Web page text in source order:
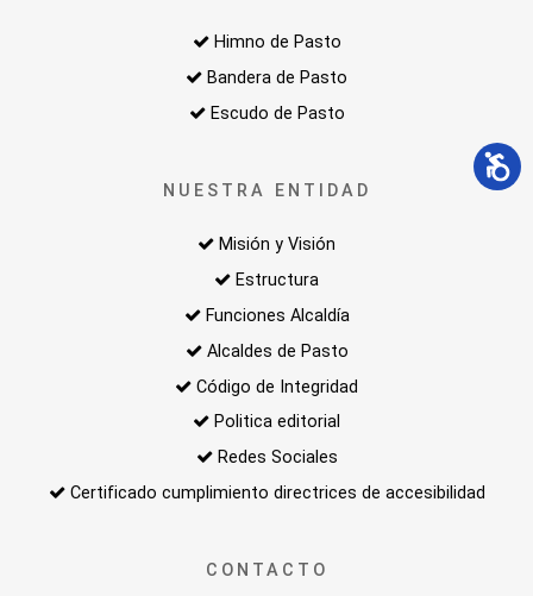
Himno de Pasto
Bandera de Pasto
Escudo de Pasto
NUESTRA ENTIDAD
Misión y Visión
Estructura
Funciones Alcaldía
Alcaldes de Pasto
Código de Integridad
Politica editorial
Redes Sociales
Certificado cumplimiento directrices de accesibilidad
CONTACTO